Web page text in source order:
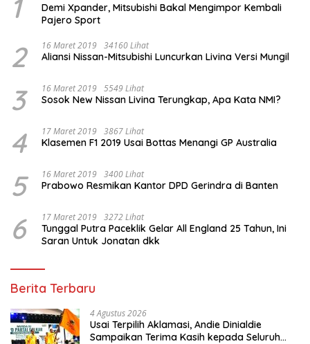
1
Demi Xpander, Mitsubishi Bakal Mengimpor Kembali
Pajero Sport
2 16 Maret 2019 34160 Lihat
Aliansi Nissan-Mitsubishi Luncurkan Livina Versi Mungil
3 16 Maret 2019 5549 Lihat
Sosok New Nissan Livina Terungkap, Apa Kata NMI?
4 17 Maret 2019 3867 Lihat
Klasemen F1 2019 Usai Bottas Menangi GP Australia
5 16 Maret 2019 3400 Lihat
Prabowo Resmikan Kantor DPD Gerindra di Banten
6 17 Maret 2019 3272 Lihat
Tunggal Putra Paceklik Gelar All England 25 Tahun, Ini
Saran Untuk Jonatan dkk
Berita Terbaru
4 Agustus 2026
Usai Terpilih Aklamasi, Andie Dinialdie
Sampaikan Terima Kasih kepada Seluruh